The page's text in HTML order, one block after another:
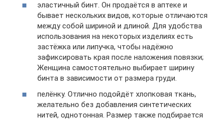
эластичный бинт. Он продаётся в аптеке и
бывает нескольких видов, которые отличаются
между собой шириной и длиной. Для удобства
использования на некоторых изделиях есть
застёжка или липучка, чтобы надёжно
зафиксировать края после наложения повязки;
Женщина самостоятельно выбирает ширину
бинта в зависимости от размера груди.
пелёнку. Отлично подойдёт хлопковая ткань,
желательно без добавления синтетических
нитей, однотонная. Размер также подбирается